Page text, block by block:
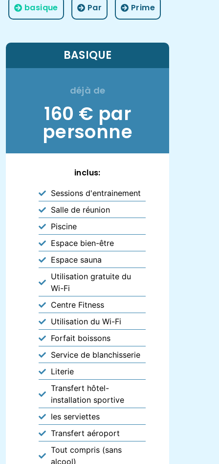
basique Par Prime
BASIQUE
déjà de
160 € par
personne
inclus:
Sessions d'entrainement
Salle de réunion
Piscine
Espace bien-être
Espace sauna
Utilisation gratuite du
Wi-Fi
Centre Fitness
Utilisation du Wi-Fi
Forfait boissons
Service de blanchisserie
Literie
Transfert hôtel-
installation sportive
les serviettes
Transfert aéroport
Tout compris (sans
alcool)